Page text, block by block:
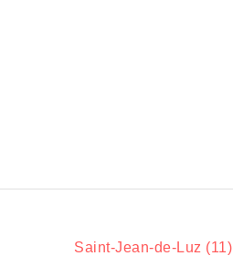
Saint-Jean-de-Luz (11)